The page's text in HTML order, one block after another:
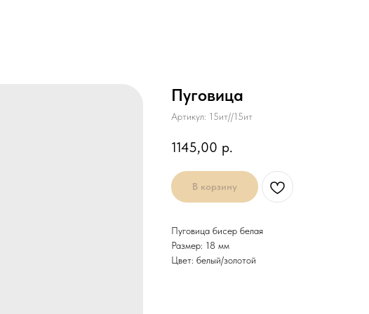
Пуговица
Артикул: 15ит//15ит
1145,00 р.
В корзину
Пуговица бисер белая
Размер: 18 мм
Цвет: белый/золотой